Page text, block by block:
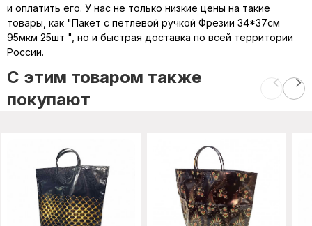
и оплатить его. У нас не только низкие цены на такие
товары, как "Пакет с петлевой ручкой Фрезии 34*37см
95мкм 25шт ", но и быстрая доставка по всей территории
России.
C этим товаром также
покупают